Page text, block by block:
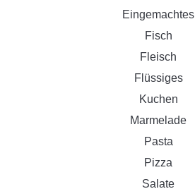
Eingemachtes
Fisch
Fleisch
Flüssiges
Kuchen
Marmelade
Pasta
Pizza
Salate